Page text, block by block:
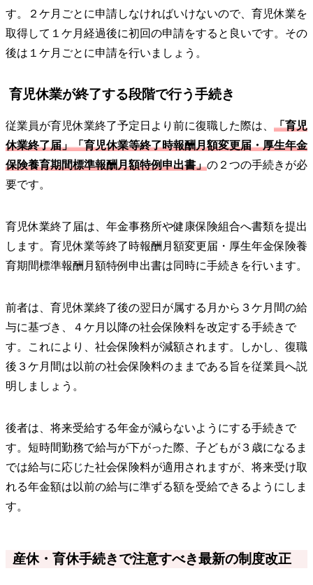
す。２ケ月ごとに申請しなければいけないので、育児休業を
取得して１ケ月経過後に初回の申請をすると良いです。その
後は１ケ月ごとに申請を行いましょう。
育児休業が終了する段階で行う手続き
従業員が育児休業終了予定日より前に復職した際は、 「育児
休業終了届」「育児休業等終了時報酬月額変更届・厚生年金
保険養育期間標準報酬月額特例申出書」の２つの手続きが必
要です。
育児休業終了届は、年金事務所や健康保険組合へ書類を提出
します。育児休業等終了時報酬月額変更届・厚生年金保険養
育期間標準報酬月額特例申出書は同時に手続きを行います。
前者は、育児休業終了後の翌日が属する月から３ケ月間の給
与に基づき、４ケ月以降の社会保険料を改定する手続きで
す。これにより、社会保険料が減額されます。しかし、復職
後３ケ月間は以前の社会保険料のままである旨を従業員へ説
明しましょう。
後者は、将来受給する年金が減らないようにする手続きで
す。短時間勤務で給与が下がった際、子どもが３歳になるま
では給与に応じた社会保険料が適用されますが、将来受け取
れる年金額は以前の給与に準ずる額を受給できるようにしま
す。
産休・育休手続きで注意すべき最新の制度改正